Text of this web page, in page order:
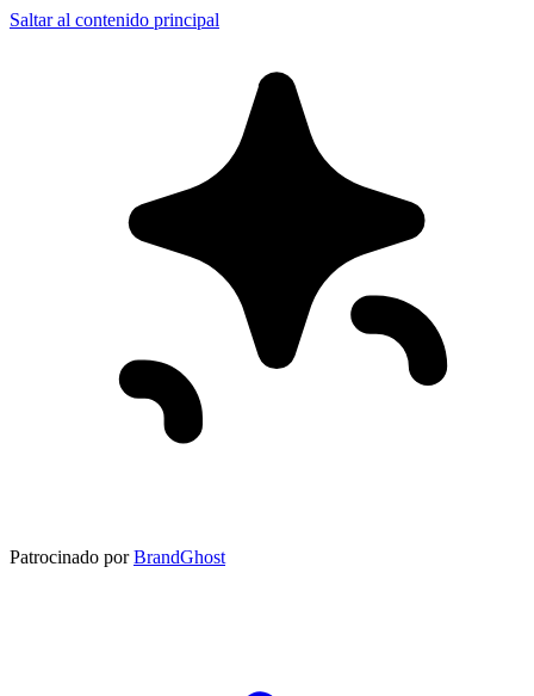
Saltar al contenido principal
Patrocinado por BrandGhost